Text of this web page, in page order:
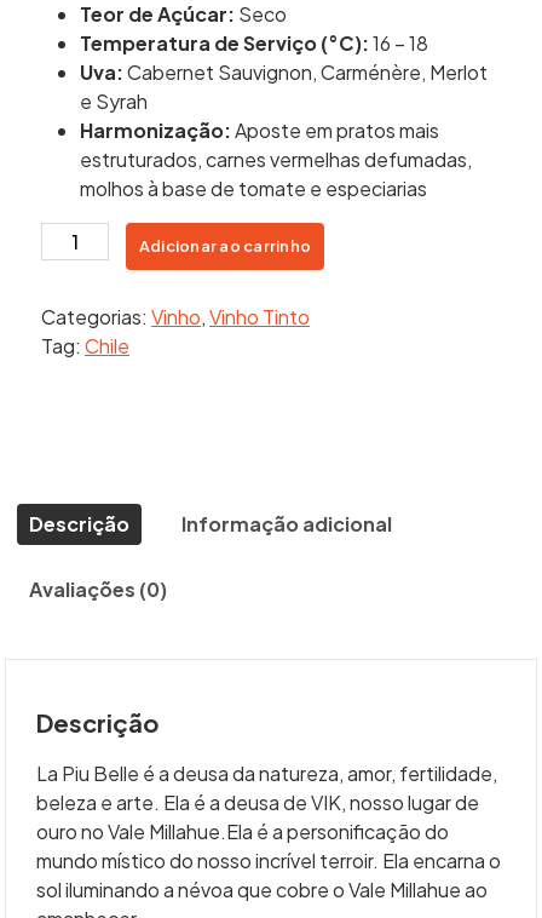
Teor de Açúcar: Seco
Temperatura de Serviço (°C):16 – 18
Uva:Cabernet Sauvignon, Carménère, Merlot
e Syrah
Harmonização:Aposte em pratos mais
estruturados, carnes vermelhas defumadas,
molhos à base de tomate e especiarias
Vinho
Tinto
La
Piu
Adicionar ao carrinho
Categorias: Vinho,Vinho Tinto
Tag: Chile
Descrição Informação adicional
Avaliações (0)
Descrição
La Piu Belle é a deusa da natureza, amor, fertilidade,
beleza e arte. Ela é a deusa de VIK, nosso lugar de
ouro no Vale Millahue.Ela é a personificação do
mundo místico do nosso incrível terroir. Ela encarna o
sol iluminando a névoa que cobre o Vale Millahue ao